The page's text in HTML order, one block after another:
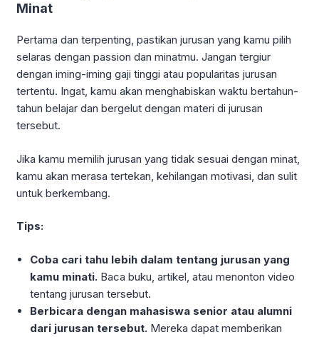
Minat
Pertama dan terpenting, pastikan jurusan yang kamu pilih
selaras dengan passion dan minatmu. Jangan tergiur
dengan iming-iming gaji tinggi atau popularitas jurusan
tertentu. Ingat, kamu akan menghabiskan waktu bertahun-
tahun belajar dan bergelut dengan materi di jurusan
tersebut.
Jika kamu memilih jurusan yang tidak sesuai dengan minat,
kamu akan merasa tertekan, kehilangan motivasi, dan sulit
untuk berkembang.
Tips:
Coba cari tahu lebih dalam tentang jurusan yang
kamu minati. Baca buku, artikel, atau menonton video
tentang jurusan tersebut.
Berbicara dengan mahasiswa senior atau alumni
dari jurusan tersebut. Mereka dapat memberikan